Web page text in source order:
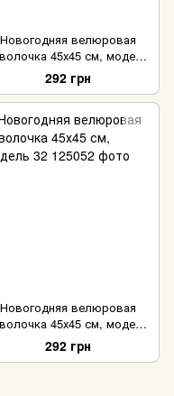
Новогодняя велюровая
45х45 см, модель
34
292 грн
Новогодняя велюровая
45х45 см, модель
32
292 грн